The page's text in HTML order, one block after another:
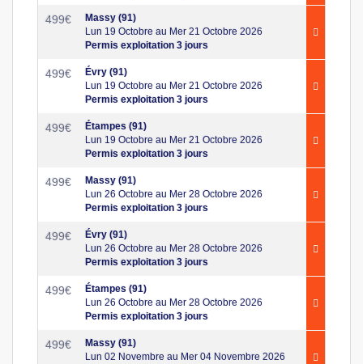
499€
Massy (91)
Lun 19 Octobre au Mer 21 Octobre 2026
Permis exploitation 3 jours
499€
Évry (91)
Lun 19 Octobre au Mer 21 Octobre 2026
Permis exploitation 3 jours
499€
Étampes (91)
Lun 19 Octobre au Mer 21 Octobre 2026
Permis exploitation 3 jours
499€
Massy (91)
Lun 26 Octobre au Mer 28 Octobre 2026
Permis exploitation 3 jours
499€
Évry (91)
Lun 26 Octobre au Mer 28 Octobre 2026
Permis exploitation 3 jours
499€
Étampes (91)
Lun 26 Octobre au Mer 28 Octobre 2026
Permis exploitation 3 jours
499€
Massy (91)
Lun 02 Novembre au Mer 04 Novembre 2026